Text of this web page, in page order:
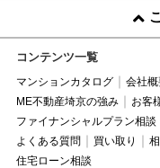
コンテンツ一覧
マンションカタログ 会社
ME不動産埼京の強み
お客
ファイナンシャルプラン相談
よくある質問
買い取り
住宅ローン相談